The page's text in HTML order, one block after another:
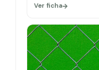
Ver ficha